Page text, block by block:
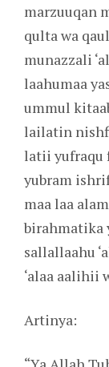
marzuuqan
qulta wa
munazzali
laahumaa
ummul
lailatin
latii yufraqu
yubram
maa laa
birahmatika
sallallaahu
‘alaa aalihii
Artinya: